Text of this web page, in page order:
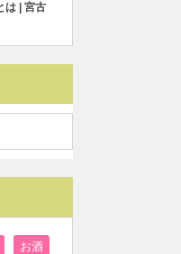
は | 宮古
お酒